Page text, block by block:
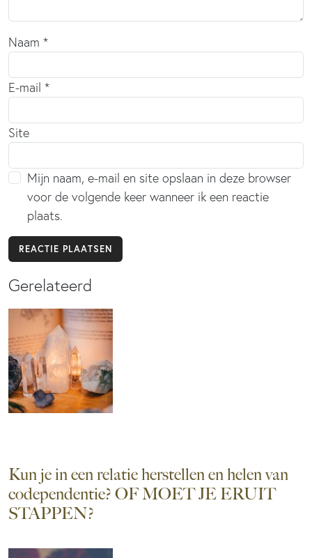
Naam *
E-mail *
Site
Mijn naam, e-mail en site opslaan in deze browser
voor de volgende keer wanneer ik een reactie
plaats.
Gerelateerd
Kun je in een relatie herstellen en helen van
codependentie? OF MOET JE ERUIT
STAPPEN?